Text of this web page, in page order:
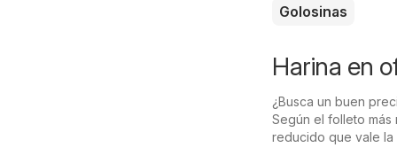
Golosinas
Harina en
¿Busca un buen
Según el folleto
reducido que vale la